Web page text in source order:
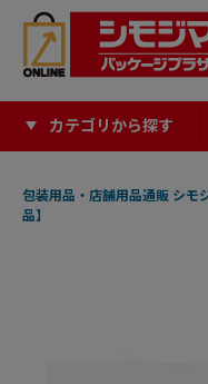
カテゴリから探す
包装用品・店舗用品通販 シモ
品】